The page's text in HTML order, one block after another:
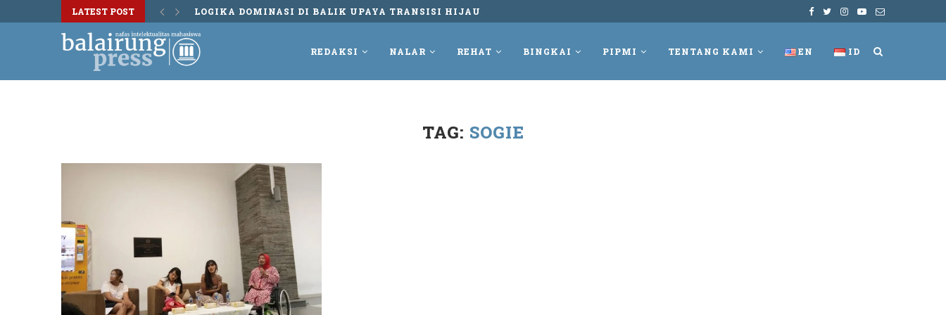
LATEST POST LOGIKA DOMINASI DI BALIK UPAYA TRANSISI HIJAU
REDAKSI NALAR REHAT BINGKAI PIPMI TENTANG KAMI EN ID
TAG: SOGIE